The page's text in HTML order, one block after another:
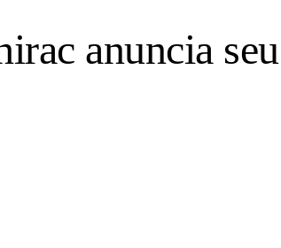
anuncia